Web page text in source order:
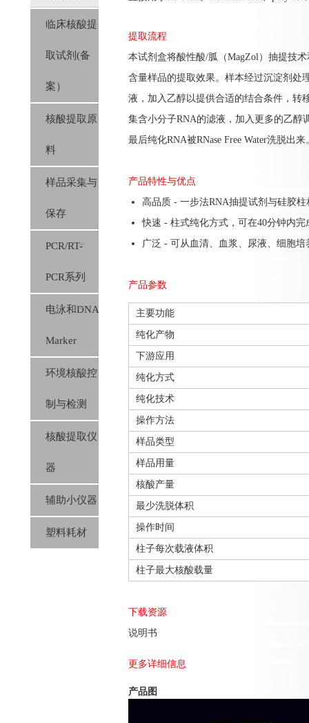
(Trizol系
列）
临床核酸提
取试剂(备
案）
核酸提取原
料
样品采集与
保存
PCR/RT-
PCR系列
电泳和DNA
Marker
环境核酸控
制与检测
核酸提取仪
器
辅助小仪器
塑料耗材
提取流程
本试剂盒将酸性酸/胍（MagZol）抽提技术
含量样品的提取效果。 样本经过沉淀剂处
液 ， 加入乙醇以提供合适的结合条件 ，转
集含小分子RNA的滤液， 加入更多的乙醇
最后纯化RNA被RNase Free Water洗脱出来
产品特性与优点
高品质 - 一步法RNA抽提试剂与硅胶
快速 - 柱式纯化方式，可在40分钟内
广泛 - 可从血清、血浆、尿液、细胞
产品参数
主要功能
纯化产物
下游应用
纯化方式
纯化技术
操作方法
样品类型
样品用量
核酸产量
最少洗脱体积
操作时间
柱子每次载液体积
柱子最大核酸载量
下载资源
说明书
更多详细信息
产品图